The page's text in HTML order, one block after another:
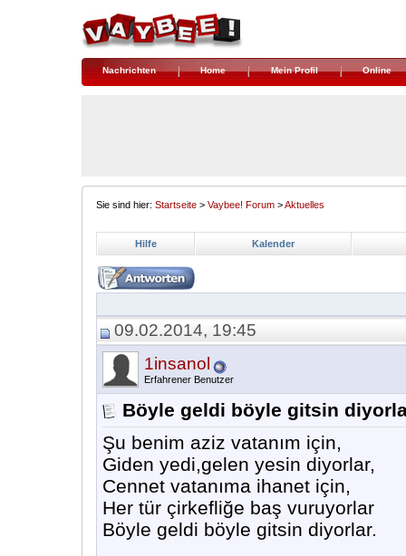
Nachrichten Home Mein Profil Online
Sie sind hier: Startseite > Vaybee! Forum >Aktuelles
Hilfe Kalender
09.02.2014, 19:45
1insanol
Erfahrener Benutzer
Böyle geldi böyle gitsin
Şu benim aziz vatanım için,
Giden yedi,gelen yesin diyorlar,
Cennet vatanıma ihanet için,
Her tür çirkefliğe baş vuruyorlar
Böyle geldi böyle gitsin diyorlar.